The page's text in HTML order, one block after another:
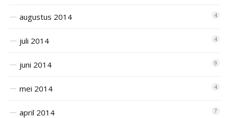
augustus 2014 4
juli 2014 4
juni 2014 9
mei 2014 4
april 2014 7